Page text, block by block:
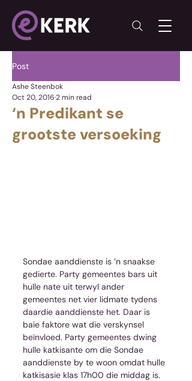
Post
‘n Predikant se
grootste versoeking
Ashe Steenbok
Oct 20, 20162 min read
Sondae aanddienste is ‘n snaakse
gedierte. Party gemeentes bars uit
hulle nate uit terwyl ander
gemeentes net vier lidmate tydens
daardie aanddienste het. Daar is
baie faktore wat die verskynsel
beïnvloed. Party gemeentes dwing
hulle katkisante om die Sondae
aanddienste by te woon omdat hulle
katkisasie klas 17h00 die middag is.